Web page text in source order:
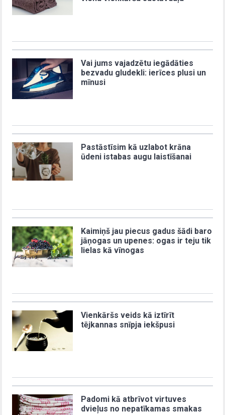
Vai jums vajadzētu iegādāties
bezvadu gludekli: ierīces plusi un
mīnusi
Pastāstīsim kā uzlabot krāna
ūdeni istabas augu laistīšanai
Kaimiņš jau piecus gadus šādi baro
jāņogas un upenes: ogas ir teju tik
lielas kā vīnogas
Vienkāršs veids kā iztīrīt
tējkannas snīpja iekšpusi
Padomi kā atbrīvot virtuves
dvieļus no nepatīkamas smakas